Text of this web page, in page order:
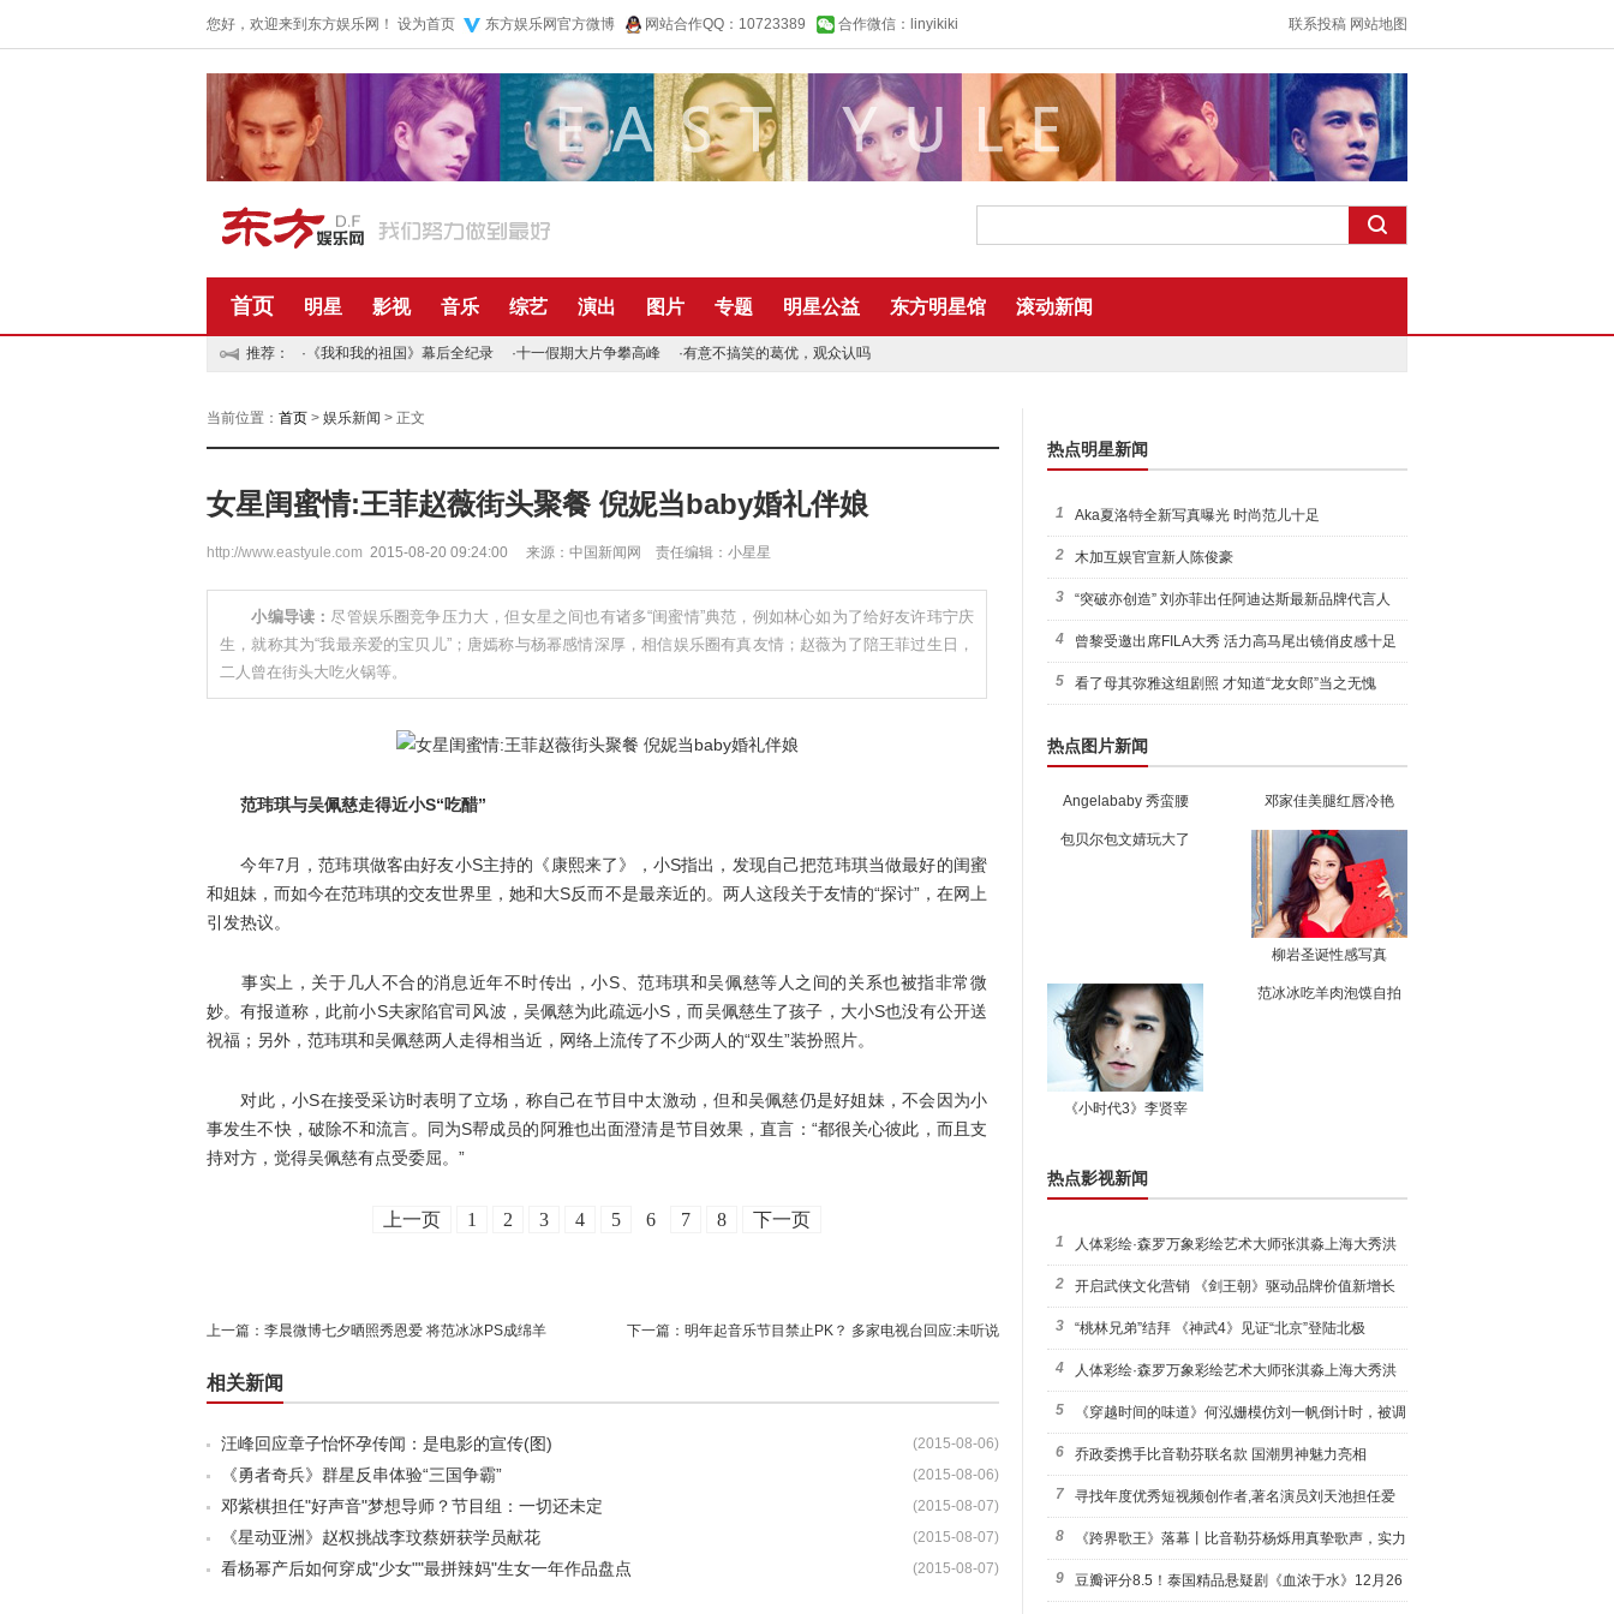
您好，欢迎来到东方娱乐网！ 设为首页 东方娱乐网官方微博 网站合作QQ：10723389 合作微信：linyikiki 联系投稿 网站地图
首页 明星 影视 音乐 综艺 演出 图片 专题 明星公益 东方明星馆 滚动新闻
推荐： · 《我和我的祖国》幕后全纪录 ·十一假期大片争攀高峰 ·有意不搞笑的葛优，观众认吗
当前位置： 首页 > 娱乐新闻 > 正文
女星闺蜜情:王菲赵薇街头聚餐 倪妮当baby婚礼伴娘
http://www.eastyule.com 2015-08-20 09:24:00 来源：中国新闻网 责任编辑：小星星
小编导读： 尽管娱乐圈竞争压力大，但女星之间也有诸多“闺蜜情”典范，例如林心如为了给好友许玮宁庆
生，就称其为“我最亲爱的宝贝儿”；唐嫣称与杨幂感情深厚，相信娱乐圈有真友情；赵薇为了陪王菲过生日，
二人曾在街头大吃火锅等。
范玮琪与吴佩慈走得近小S“吃醋”
今年7月，范玮琪做客由好友小S主持的《康熙来了》，小S指出，发现自己把范玮琪当做最好的闺蜜
和姐妹，而如今在范玮琪的交友世界里，她和大S反而不是最亲近的。两人这段关于友情的“探讨”，在网上
引发热议。
事实上，关于几人不合的消息近年不时传出，小S、范玮琪和吴佩慈等人之间的关系也被指非常微
妙。有报道称，此前小S夫家陷官司风波，吴佩慈为此疏远小S，而吴佩慈生了孩子，大小S也没有公开送
祝福；另外，范玮琪和吴佩慈两人走得相当近，网络上流传了不少两人的“双生”装扮照片。
对此，小S在接受采访时表明了立场，称自己在节目中太激动，但和吴佩慈仍是好姐妹，不会因为小
事发生不快，破除不和流言。同为S帮成员的阿雅也出面澄清是节目效果，直言：“都很关心彼此，而且支
持对方，觉得吴佩慈有点受委屈。”
上一页 1 2 3 4 5 6 7 8 下一页
上一篇： 李晨微博七夕晒照秀恩爱 将范冰冰PS成绵羊 下一篇： 明年起音乐节目禁止PK？ 多家电视台回应:未听说
相关新闻
(2015-08-06)
汪峰回应章子怡怀孕传闻：是电影的宣传(图)
(2015-08-06)
《勇者奇兵》群星反串体验“三国争霸”
(2015-08-07)
邓紫棋担任"好声音"梦想导师？节目组：一切还未定
(2015-08-07)
《星动亚洲》赵权挑战李玟蔡妍获学员献花
(2015-08-07)
看杨幂产后如何穿成"少女""最拼辣妈"生女一年作品盘点
热点明星新闻
1 Aka夏洛特全新写真曝光 时尚范儿十足
2 木加互娱官宣新人陈俊豪
3 “突破亦创造” 刘亦菲出任阿迪达斯最新品牌代言人
引爆
4 曾黎受邀出席FILA大秀 活力高马尾出镜俏皮感十足
5 看了母其弥雅这组剧照 才知道“龙女郎”当之无愧
热点图片新闻
Angelababy 秀蛮腰 邓家佳美腿红唇冷艳
包贝尔包文婧玩大了
柳岩圣诞性感写真
《小时代3》李贤宰
范冰冰吃羊肉泡馍自拍
热点影视新闻
1 人体彩绘·森罗万象彩绘艺术大师张淇淼上海大秀洪
荒宇宙
2 开启武侠文化营销 《剑王朝》驱动品牌价值新增长
3 “桃林兄弟”结拜 《神武4》见证“北京”登陆北极
4 人体彩绘·森罗万象彩绘艺术大师张淇淼上海大秀洪
荒宇宙
5 《穿越时间的味道》何泓姗模仿刘一帆倒计时，被调
侃“学人
6 乔政委携手比音勒芬联名款 国潮男神魅力亮相
7 寻找年度优秀短视频创作者,著名演员刘天池担任爱
奇艺号"奇
8 《跨界歌王》落幕丨比音勒芬杨烁用真挚歌声，实力
圈粉!
9 豆瓣评分8.5！泰国精品悬疑剧《血浓于水》12月26